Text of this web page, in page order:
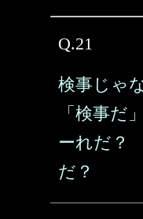
Q.21
検事じゃ
「検事だ
ーれだ？
だ？